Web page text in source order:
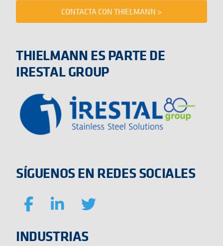
CONTACTA CON THIELMANN >
THIELMANN ES PARTE DE
IRESTAL GROUP
SÍGUENOS EN REDES SOCIALES
INDUSTRIAS